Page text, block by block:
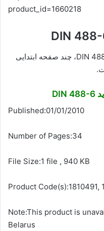
product_id=1660218
برای اطمینان از کیفیت استاندارد DIN 488-6، چند صفحه ابتدایی
Published:01/01/2010
Number of Pages:34
File Size:1 file , 940 KB
Product Code(s):1810491,
Note:This product is
Belarus